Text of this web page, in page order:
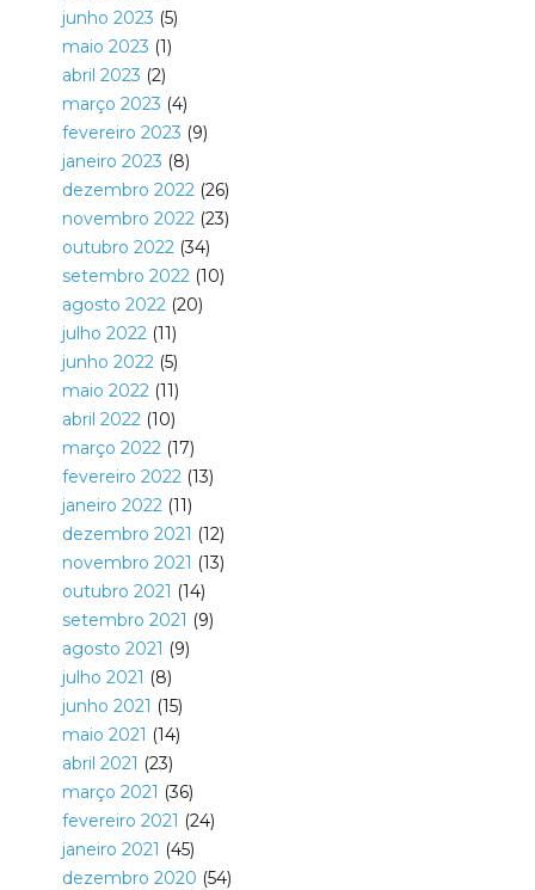
junho 2023 (5)
maio 2023 (1)
abril 2023 (2)
março 2023 (4)
fevereiro 2023 (9)
janeiro 2023 (8)
dezembro 2022(26)
novembro 2022(23)
outubro 2022(34)
setembro 2022(10)
agosto 2022(20)
julho 2022(11)
junho 2022(5)
maio 2022(11)
abril 2022(10)
março 2022(17)
fevereiro 2022(13)
janeiro 2022(11)
dezembro 2021 (12)
novembro 2021 (13)
outubro 2021 (14)
setembro 2021 (9)
agosto 2021 (9)
julho 2021 (8)
junho 2021 (15)
maio 2021 (14)
abril 2021 (23)
março 2021 (36)
fevereiro 2021 (24)
janeiro 2021 (45)
dezembro 2020 (54)